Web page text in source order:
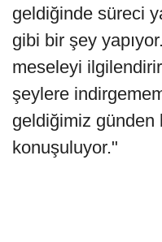
geldiğinde süreci
gibi bir şey
meseleyi
şeylere
geldiğimiz günden
konuşuluyor."